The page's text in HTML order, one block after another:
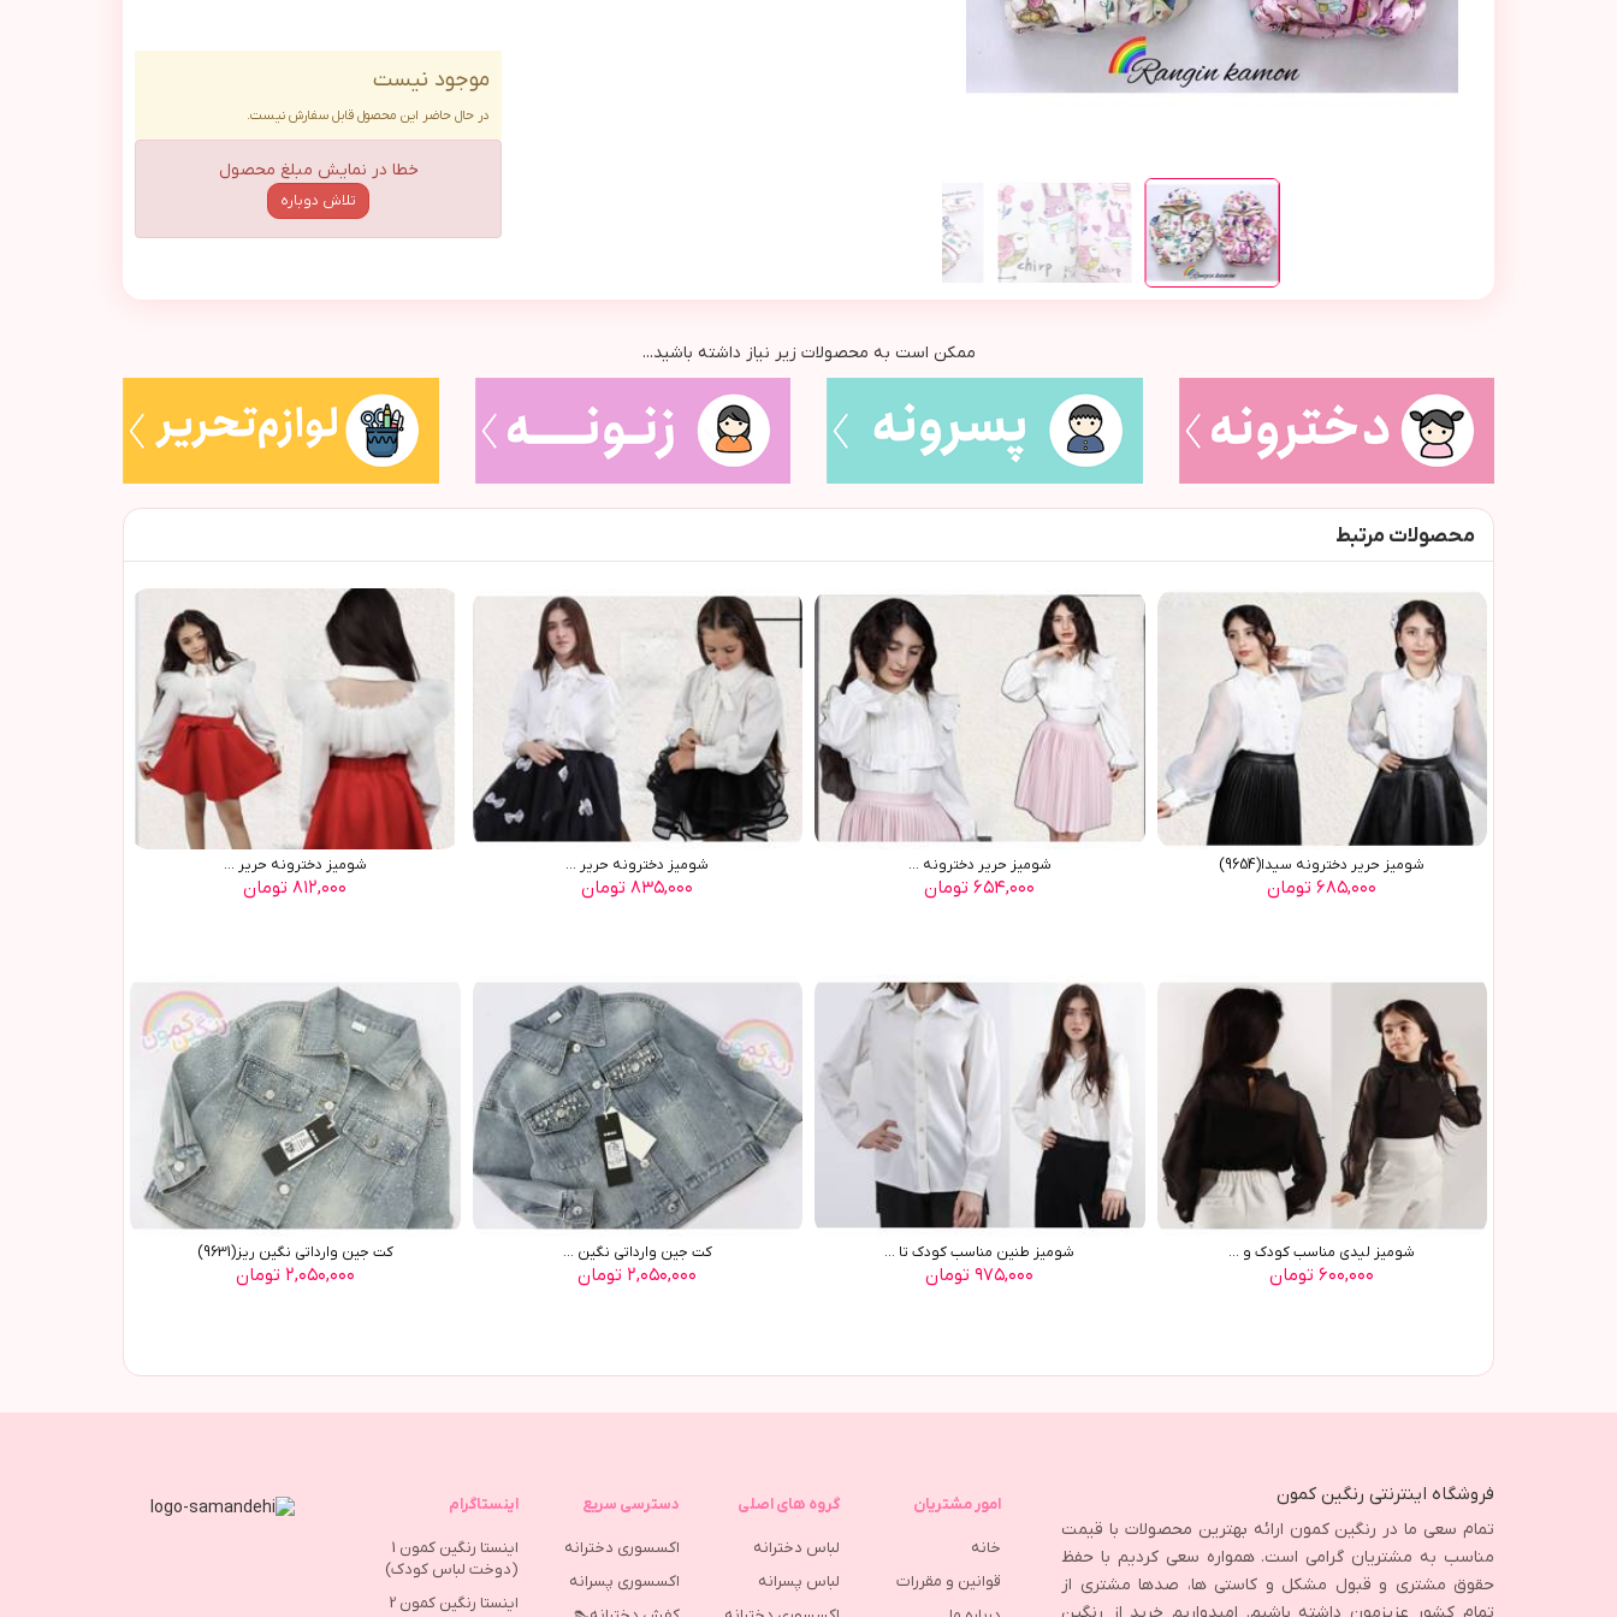
موجود نیست
در حال حاضر این محصول قابل سفارش نیست.
خطا در نمایش مبلغ محصول
تلاش دوباره
ممکن است به محصولات زیر نیاز داشته باشید...
محصولات مرتبط
شوميز حرير دخترونه سيدا(9654)
۶۸۵,۰۰۰ تومان
شوميز حرير دخترونه ...
۶۵۴,۰۰۰ تومان
شوميز دخترونه حرير ...
۸۳۵,۰۰۰ تومان
شوميز دخترونه حرير ...
۸۱۲,۰۰۰ تومان
شوميز ليدي مناسب کودک و ...
۶۰۰,۰۰۰ تومان
شوميز طنين مناسب کودک تا ...
۹۷۵,۰۰۰ تومان
کت جين وارداتي نگين ...
۲,۰۵۰,۰۰۰ تومان
کت جين وارداتي نگين ريز(9631)
۲,۰۵۰,۰۰۰ تومان
فروشگاه اینترنتی رنگین کمون
تمام سعی ما در رنگین کمون ارائه بهترین محصولات با قیمت
مناسب به مشتریان گرامی است. همواره سعی کردیم با حفظ
حقوق مشتری و قبول مشکل و کاستی ها، صدها مشتری از
امور مشتریان
خانه
قوانین و مقررات
گروه های اصلی
لباس دخترانه
لباس پسرانه
دسترسی سریع
اکسسوری دخترانه
اکسسوری پسرانه
اینستاگرام
اینستا رنگین کمون 1
(دوخت لباس کودک)
اینستا رنگین کمون 2